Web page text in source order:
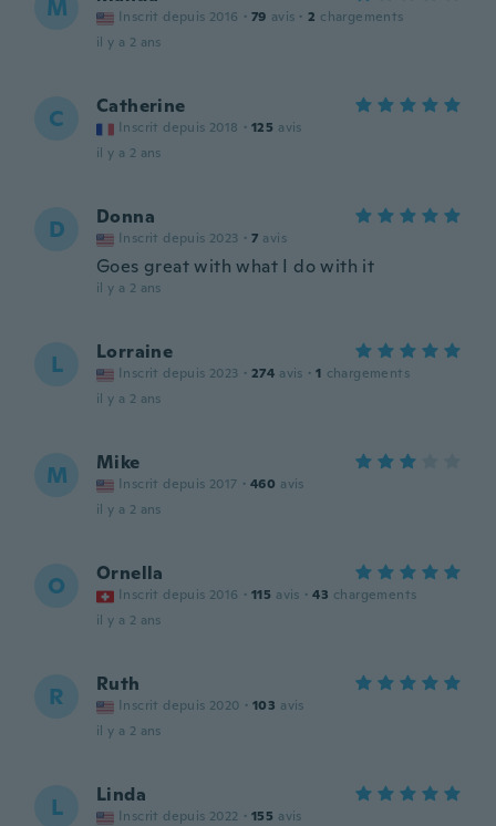
M Inscrit depuis 2016 · 79 avis · 2 chargements
il y a 2 ans
C Catherine
Inscrit depuis 2018 · 125 avis
il y a 2 ans
D Donna
Inscrit depuis 2023 · 7 avis
Goes great with what I do with it
il y a 2 ans
L Lorraine
Inscrit depuis 2023 · 274 avis · 1 chargements
il y a 2 ans
M Mike
Inscrit depuis 2017 · 460 avis
il y a 2 ans
O Ornella
Inscrit depuis 2016 · 115 avis · 43 chargements
il y a 2 ans
R Ruth
Inscrit depuis 2020 · 103 avis
il y a 2 ans
L Linda
Inscrit depuis 2022 · 155 avis